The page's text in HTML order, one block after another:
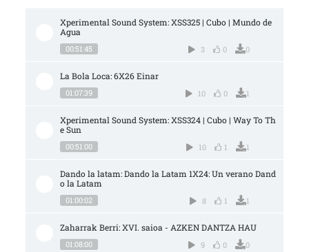
Xperimental Sound System: XSS325 | Cubo | Mundo de
Agua
00:51:45 3 0 0
La Bola Loca: 6X26 Einar
01:07:39 10 0 1
Xperimental Sound System: XSS324 | Cubo | Way To Th
e Sun
00:51:00 10 1 1
Dando la latam: Dando la Latam 1X24: Un verano Dand
o la Latam
01:00:02 8 1 1
Zaharrak Berri: XVI. saioa - AZKEN DANTZA HAU
01:08:00 9 0 0